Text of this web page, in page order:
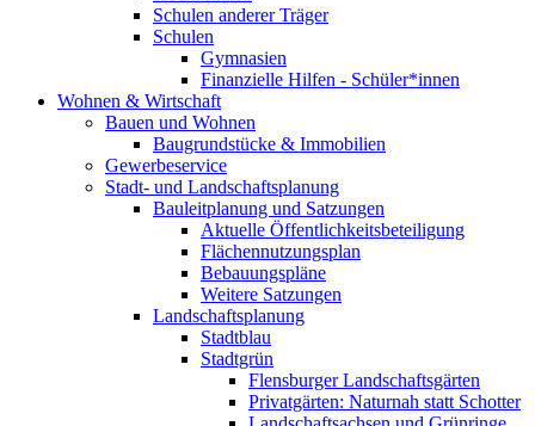
Schulen anderer Träger
Schulen
Gymnasien
Finanzielle Hilfen - Schüler*innen
Wohnen & Wirtschaft
Bauen und Wohnen
Baugrundstücke & Immobilien
Gewerbeservice
Stadt- und Landschaftsplanung
Bauleitplanung und Satzungen
Aktuelle Öffentlichkeitsbeteiligung
Flächennutzungsplan
Bebauungspläne
Weitere Satzungen
Landschaftsplanung
Stadtblau
Stadtgrün
Flensburger Landschaftsgärten
Privatgärten: Naturnah statt Schotter